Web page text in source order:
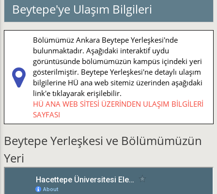
Beytepe'ye Ulaşım Bilgileri
Bölümümüz Ankara Beytepe Yerleşkesi'nde
bulunmaktadır. Aşağıdaki interaktif uydu
görüntüsünde bölümümüzün kampüs içindeki yeri
gösterilmiştir. Beytepe Yerleşkesi'ne detaylı ulaşım
bilgilerine HÜ ana web sitemiz üzerinden aşağıdaki
link'e tıklayarak erişilebilir.
HÜ ANA WEB SİTESİ ÜZERİNDEN ULAŞIM BİLGİLERİ
SAYFASI
Beytepe Yerleşkesi ve Bölümümüzün
Yeri